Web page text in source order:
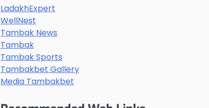
LadakhExpert
WellNest
Tambak News
Tambak
Tambak Sports
Tambakbet Gallery
Media Tambakbet